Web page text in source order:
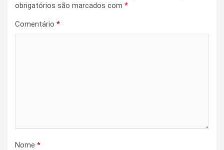
obrigatórios são marcados com *
Comentário *
Nome *